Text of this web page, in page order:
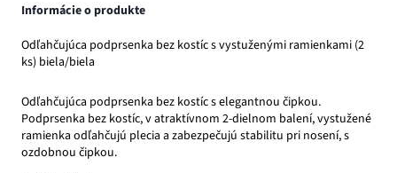
Informácie o produkte
Odľahčujúca podprsenka bez kostíc s vystuženými ramienkami (2
ks) biela/biela
Odľahčujúca podprsenka bez kostíc s elegantnou čipkou.
Podprsenka bez kostíc, v atraktívnom 2-dielnom balení, vystužené
ramienka odľahčujú plecia a zabezpečujú stabilitu pri nosení, s
ozdobnou čipkou.